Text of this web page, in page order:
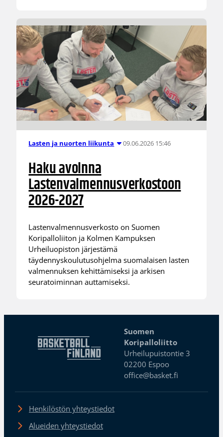
Lasten ja nuorten liikunta 09.06.2026 15:46
Haku avoinna
Lastenvalmennusverkostoon
2026-2027
Lastenvalmennusverkosto on Suomen
Koripalloliiton ja Kolmen Kampuksen
Urheiluopiston järjestämä
täydennyskoulutusohjelma suomalaisen lasten
valmennuksen kehittämiseksi ja arkisen
seuratoiminnan auttamiseksi.
Suomen
Koripalloliitto
Urheilupuistontie 3
02200 Espoo
office@basket.fi
Henkilöstön yhteystiedot
Alueiden yhteystiedot